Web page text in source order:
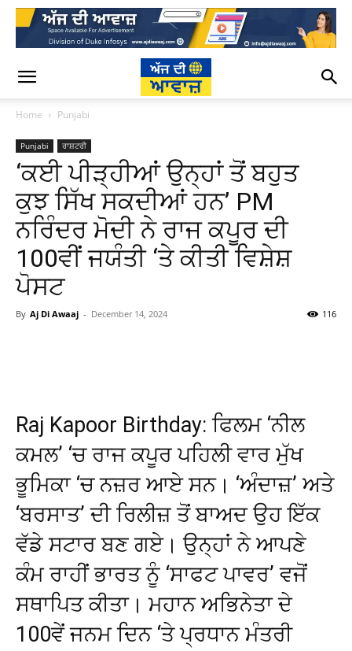
Home Punjabi
Punjabi ਰਾਸ਼ਟਰੀ
‘ਕਈ ਪੀੜ੍ਹੀਆਂ ਉਨ੍ਹਾਂ ਤੋਂ ਬਹੁਤ
ਕੁਝ ਸਿੱਖ ਸਕਦੀਆਂ ਹਨ’ PM
ਨਰਿੰਦਰ ਮੋਦੀ ਨੇ ਰਾਜ ਕਪੂਰ ਦੀ
100ਵੀਂ ਜਯੰਤੀ ‘ਤੇ ਕੀਤੀ ਵਿਸ਼ੇਸ਼
ਪੋਸਟ
By Aj Di Awaaj - December 14, 2024 116
Raj Kapoor Birthday: ਫਿਲਮ ‘ਨੀਲ
ਕਮਲ’ ‘ਚ ਰਾਜ ਕਪੂਰ ਪਹਿਲੀ ਵਾਰ ਮੁੱਖ
ਭੂਮਿਕਾ ‘ਚ ਨਜ਼ਰ ਆਏ ਸਨ। ‘ਅੰਦਾਜ਼’ ਅਤੇ
‘ਬਰਸਾਤ’ ਦੀ ਰਿਲੀਜ਼ ਤੋਂ ਬਾਅਦ ਉਹ ਇੱਕ
ਵੱਡੇ ਸਟਾਰ ਬਣ ਗਏ। ਉਨ੍ਹਾਂ ਨੇ ਆਪਣੇ
ਕੰਮ ਰਾਹੀਂ ਭਾਰਤ ਨੂੰ ‘ਸਾਫਟ ਪਾਵਰ’ ਵਜੋਂ
ਸਥਾਪਿਤ ਕੀਤਾ। ਮਹਾਨ ਅਭਿਨੇਤਾ ਦੇ
100ਵੇਂ ਜਨਮ ਦਿਨ ‘ਤੇ ਪ੍ਰਧਾਨ ਮੰਤਰੀ